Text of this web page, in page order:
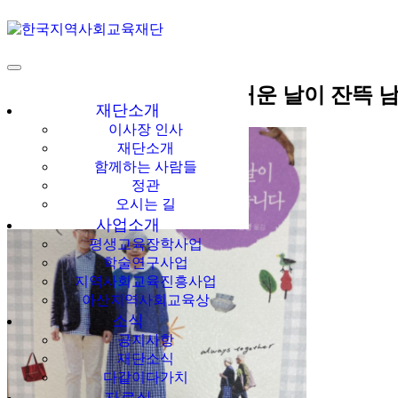
한국지역사회교육
재단
재단소개
이사장 인사
재단소개
함께하는 사람들
정관
오시는 길
사업소개
평생교육장학사업
학술연구사업
지역사회교육진흥사업
아산지역사회교육상
소식
공지사항
재단소식
다같이다가치
[울림이 있는 책] 아직 즐거운 날이 잔뜩